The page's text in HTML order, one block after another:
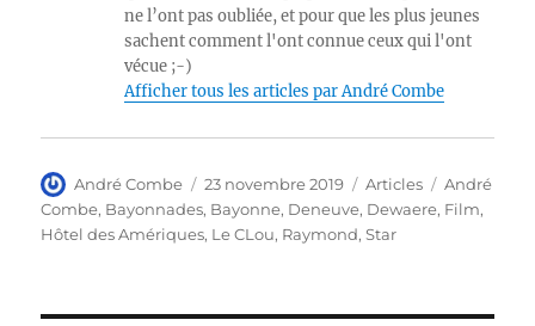
ne l’ont pas oubliée, et pour que les plus jeunes
sachent comment l'ont connue ceux qui l'ont
vécue ;-)
Afficher tous les articles par André Combe
Auteur
André Combe
Publié
le
23 novembre 2019 Catégories
Articles Étiquettes
André
Combe, Bayonnades, Bayonne, Deneuve, Dewaere, Film,
Hôtel des Amériques, Le CLou, Raymond,Star